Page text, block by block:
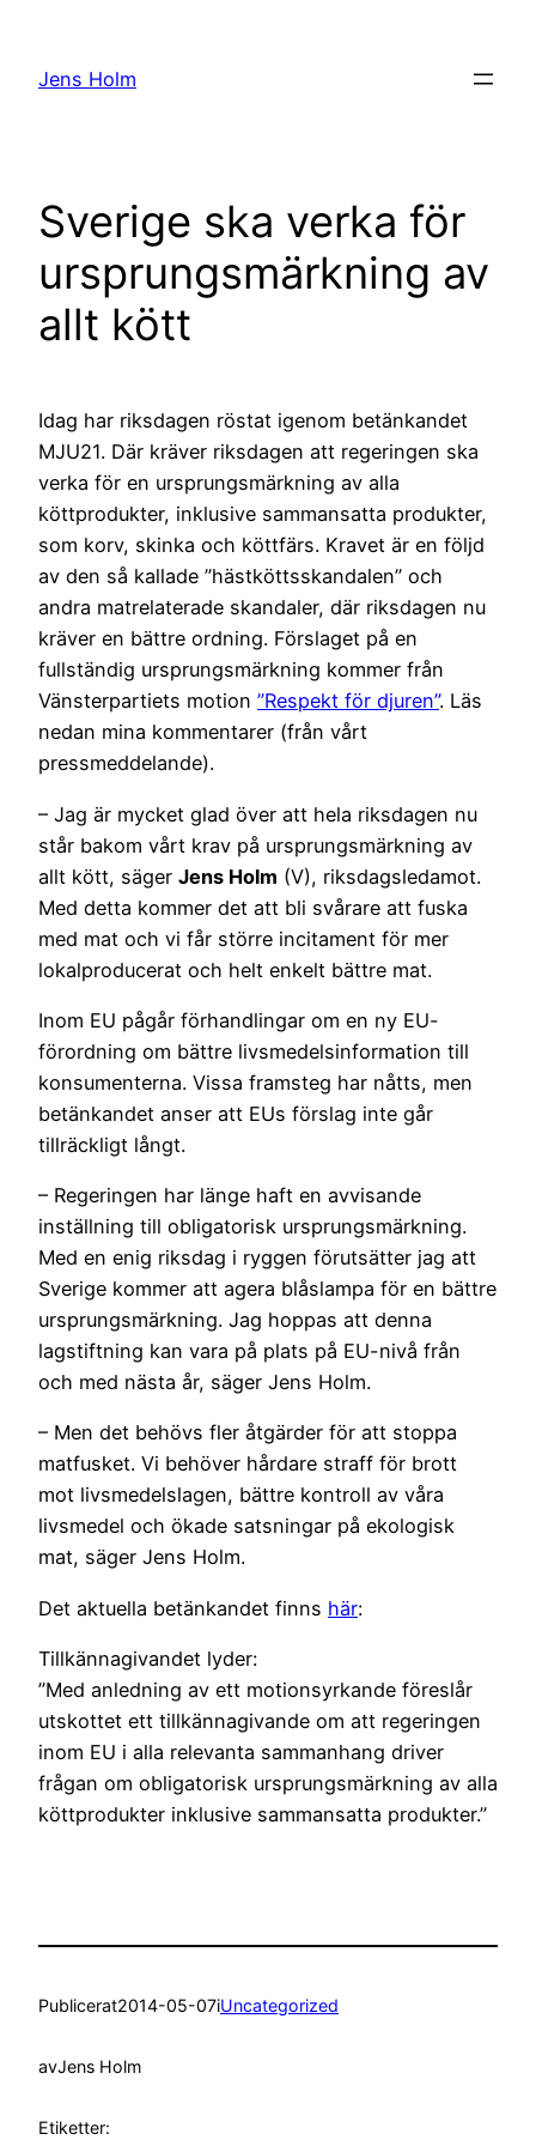
innehåll
Jens Holm
Sverige ska verka för
ursprungsmärkning av
allt kött
Idag har riksdagen röstat igenom betänkandet
MJU21. Där kräver riksdagen att regeringen ska
verka för en ursprungsmärkning av alla
köttprodukter, inklusive sammansatta produkter,
som korv, skinka och köttfärs. Kravet är en följd
av den så kallade ”hästköttsskandalen” och
andra matrelaterade skandaler, där riksdagen nu
kräver en bättre ordning. Förslaget på en
fullständig ursprungsmärkning kommer från
Vänsterpartiets motion ”Respekt för djuren”. Läs
nedan mina kommentarer (från vårt
pressmeddelande).
– Jag är mycket glad över att hela riksdagen nu
står bakom vårt krav på ursprungsmärkning av
allt kött, säger Jens Holm (V), riksdagsledamot.
Med detta kommer det att bli svårare att fuska
med mat och vi får större incitament för mer
lokalproducerat och helt enkelt bättre mat.
Inom EU pågår förhandlingar om en ny EU-
förordning om bättre livsmedelsinformation till
konsumenterna. Vissa framsteg har nåtts, men
betänkandet anser att EUs förslag inte går
tillräckligt långt.
– Regeringen har länge haft en avvisande
inställning till obligatorisk ursprungsmärkning.
Med en enig riksdag i ryggen förutsätter jag att
Sverige kommer att agera blåslampa för en bättre
ursprungsmärkning. Jag hoppas att denna
lagstiftning kan vara på plats på EU-nivå från
och med nästa år, säger Jens Holm.
– Men det behövs fler åtgärder för att stoppa
matfusket. Vi behöver hårdare straff för brott
mot livsmedelslagen, bättre kontroll av våra
livsmedel och ökade satsningar på ekologisk
mat, säger Jens Holm.
Det aktuella betänkandet finns här:
Tillkännagivandet lyder:
”Med anledning av ett motionsyrkande föreslår
utskottet ett tillkännagivande om att regeringen
inom EU i alla relevanta sammanhang driver
frågan om obligatorisk ursprungsmärkning av alla
köttprodukter inklusive sammansatta produkter.”
Publicerat2014-05-07iUncategorized
avJens Holm
Etiketter: